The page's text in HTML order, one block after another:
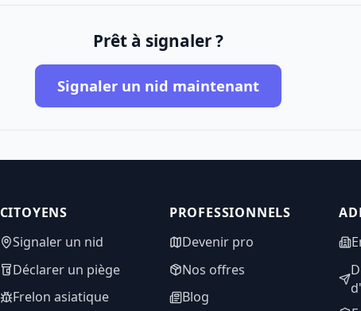
Prêt à signaler ?
Signaler un nid maintenant
CITOYENS
Signaler un nid
Déclarer un piège
Frelon asiatique
PROFESSIONNELS
Devenir pro
Nos offres
Blog